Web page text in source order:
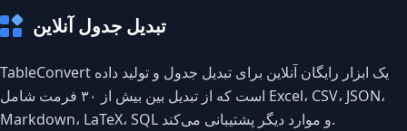
تبدیل جدول آنلاین
TableConvert یک ابزار رایگان آنلاین برای تبدیل جدول و تولید داده
است که از تبدیل بین بیش از ۳۰ فرمت شامل Excel، CSV، JSON،
Markdown، LaTeX، SQL و موارد دیگر پشتیبانی می‌کند.